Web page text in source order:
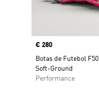
Price
€ 280
Botas de Futebol
Soft-Ground
Performance